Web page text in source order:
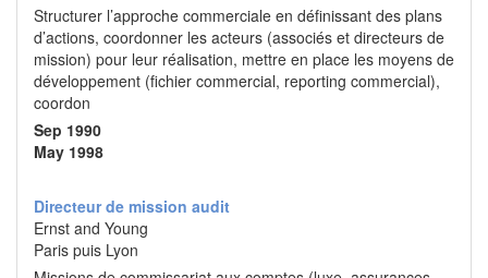
Structurer l’approche commerciale en définissant des plans
d’actions, coordonner les acteurs (associés et directeurs de
mission) pour leur réalisation, mettre en place les moyens de
développement (fichier commercial, reporting commercial),
coordon
Sep 1990
May 1998
Directeur de mission audit
Ernst and Young
Paris puis Lyon